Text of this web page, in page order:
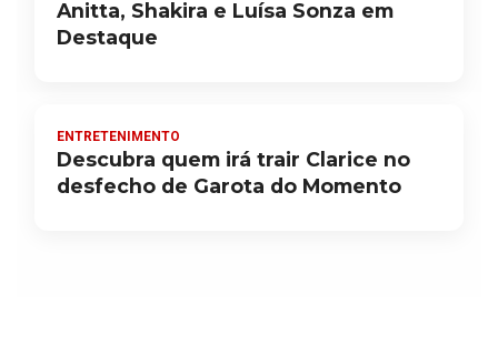
Anitta, Shakira e Luísa Sonza em
Destaque
ENTRETENIMENTO
Descubra quem irá trair Clarice no
desfecho de Garota do Momento